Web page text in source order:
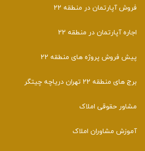
فروش آپارتمان در منطقه 22
اجاره آپارتمان در منطقه 22
پیش فروش پروژه های منطقه 22
برج های منطقه 22 تهران دریاچه چیتگر
مشاور حقوقی املاک
آموزش مشاوران املاک